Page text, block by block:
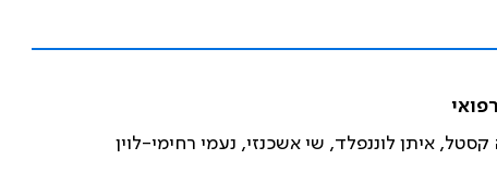
איתן לוננפלד, שי אשכנזי, נעמי רחימי-לוין